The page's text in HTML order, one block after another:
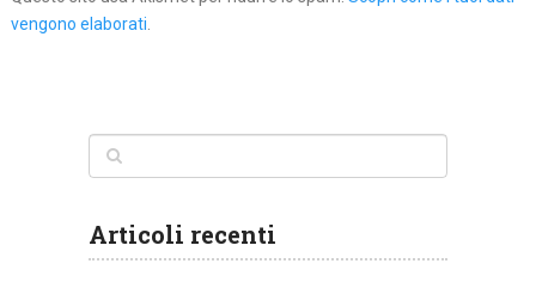
vengono elaborati.
Articoli recenti